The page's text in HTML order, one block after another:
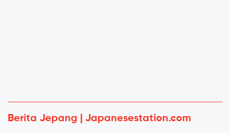
Berita Jepang | Japanesestation.com